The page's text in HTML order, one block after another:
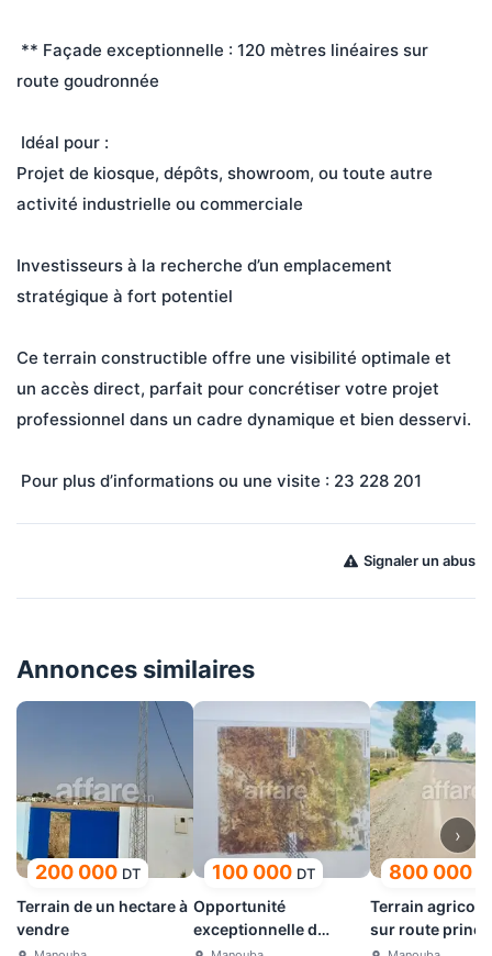
** Façade exceptionnelle : 120 mètres linéaires sur
route goudronnée
Idéal pour :
Projet de kiosque, dépôts, showroom, ou toute autre
activité industrielle ou commerciale
Investisseurs à la recherche d’un emplacement
stratégique à fort potentiel
Ce terrain constructible offre une visibilité optimale et
un accès direct, parfait pour concrétiser votre projet
professionnel dans un cadre dynamique et bien desservi.
Pour plus d’informations ou une visite : 23 228 201
Signaler un abus
Annonces similaires
200 000 DT
Terrain de un hectare à
vendre
100 000 DT
Opportunité
exceptionnelle d
investissement
800 000
Terrain agricole
sur route
GP5
›